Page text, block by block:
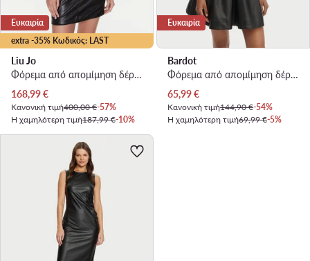
extra -35% Κωδικός: LAST
Ευκαιρία
Liu Jo
Φόρεμα από απομίμηση δέρματος · Μαύρο · Mini
Τρέχουσα τιμή
168,99€
Κανονική τιμή400,00 €-57%
Η χαμηλότερη τιμή187,99 €-10%
Ευκαιρία
Bardot
Φόρεμα από απομίμηση δέρματος · Μαύρο · Mini
Τρέχουσα τιμή
65,99€
Κανονική τιμή144,90 €-54%
Η χαμηλότερη τιμή69,99 €-5%